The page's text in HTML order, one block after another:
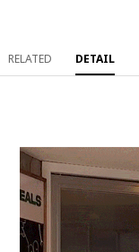
RELATED DETAIL